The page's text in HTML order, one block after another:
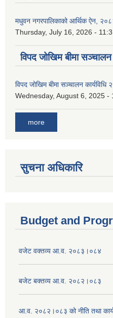
मधुवन नगरपालिकाको आर्थिक ऐन,
Thursday, July 16, 2026 -
विपद जोखिम बीमा
विपद जोखिम बीमा सञ्चालन
Wednesday, August 6, 2025 -
more
सुचना अधिकारि
Budget and
वजेट वक्तव्य आ.व. २०८३।०८४
बजेट बक्तव्य आ.व. २०८२।०८३
आ.व. २०८२।०८३ को नीति तथा